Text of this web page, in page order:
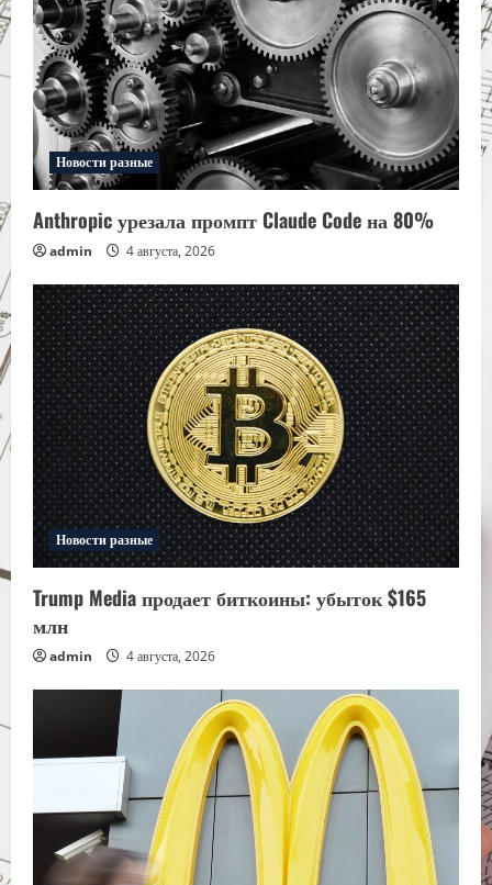
Новости разные
Anthropic урезала промпт Claude Code на 80%
admin 4 августа, 2026
Новости разные
Trump Media продает биткоины: убыток $165
млн
admin 4 августа, 2026